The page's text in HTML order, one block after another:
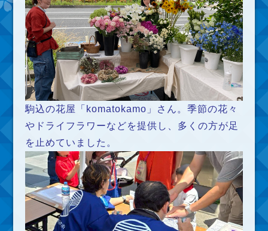
駒込の花屋「komatokamo」さん。季節の花々
やドライフラワーなどを提供し、多くの方が足
を止めていました。